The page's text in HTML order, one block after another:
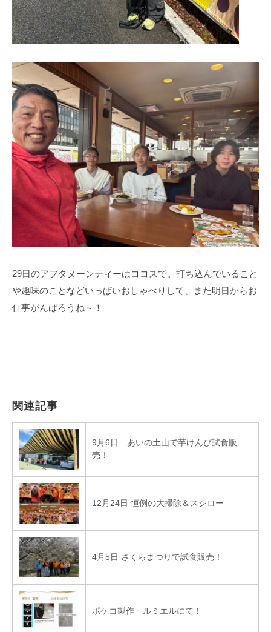
29日のアフタヌーンティーはココスで。打ち込んでいること
や趣味のことなどいっぱいおしゃべりして、また明日からお
仕事がんばろうね～！
関連記事
9月6日 あいの土山で芋けんぴ試食販
売！
12月24日 恒例の大掃除＆スシロー
4月5日 さくらまつりで試食販売！
ポケコ製作 ルミエルにて！